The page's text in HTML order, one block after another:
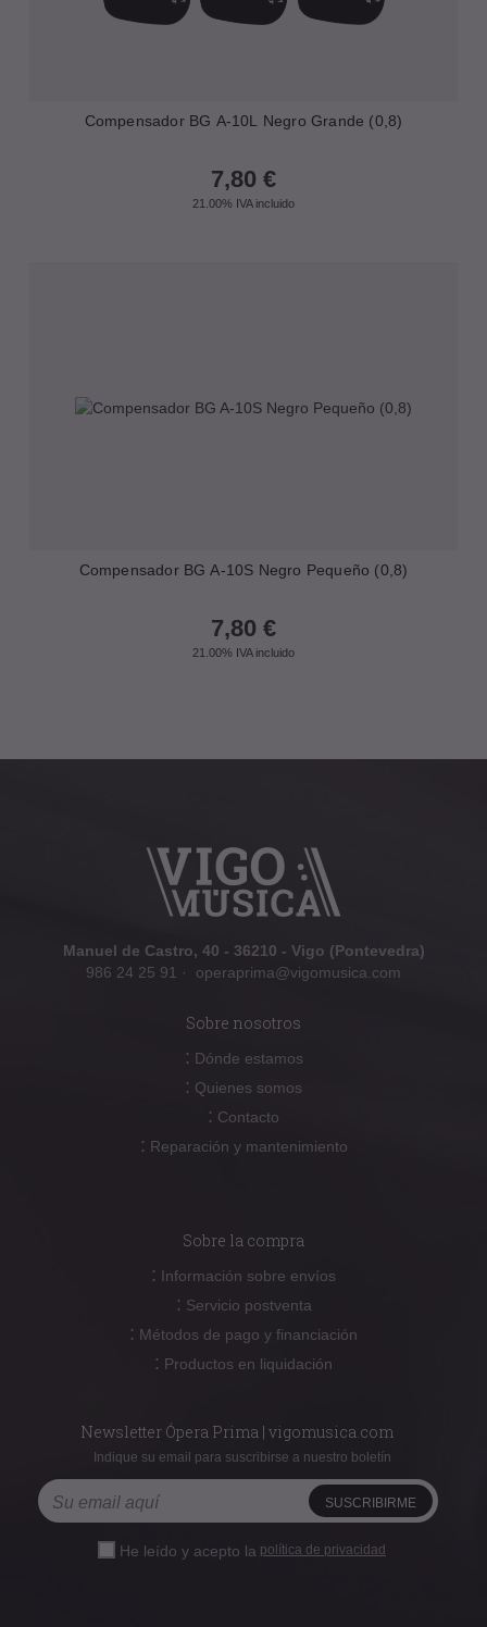
Compensador BG A-10L Negro Grande (0,8)
7,80 €
21.00% IVA incluido
Compensador BG A-10S Negro Pequeño (0,8)
7,80 €
21.00% IVA incluido
Manuel de Castro, 40 - 36210 - Vigo (Pontevedra)
986 24 25 91 · operaprima@vigomusica.com
Sobre nosotros
: Dónde estamos
: Quienes somos
: Contacto
: Reparación y mantenimiento
Sobre la compra
: Información sobre envíos
: Servicio postventa
: Métodos de pago y financiación
: Productos en liquidación
Newsletter Ópera Prima | vigomusica.com
Indique su email para suscribirse a nuestro boletín
He leído y acepto la política de privacidad